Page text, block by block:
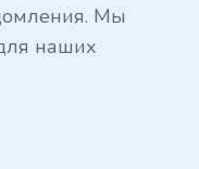
Мы
наших